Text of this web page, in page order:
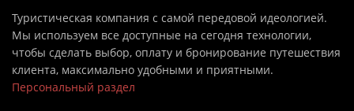
Туристическая компания с самой передовой идеологией.
Мы используем все доступные на сегодня технологии,
чтобы сделать выбор, оплату и бронирование путешествия
клиента, максимально удобными и приятными.
Персональный раздел